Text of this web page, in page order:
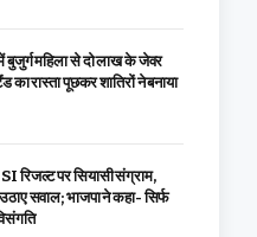
बुजुर्ग महिला से दो लाख के जेवर
का रास्ता पूछकर शातिरों ने बनाया
रिजल्ट पर सियासी संग्राम,
सवाल; भाजपा ने कहा- सिर्फ